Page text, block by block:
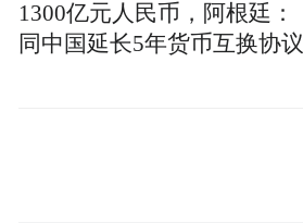
1300亿元人民币，阿根廷：
同中国延长5年货币互换协议